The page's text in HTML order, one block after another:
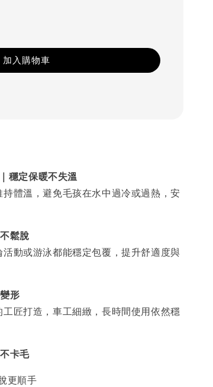
加入購物車
穩定保暖不失溫
體溫，避免毛孩在水中過冷或過熱，安
鬆脫
動或游泳都能穩定包覆，提升舒適度與
形
匠打造，車工細緻，長時間使用依然穩
卡毛
更順手